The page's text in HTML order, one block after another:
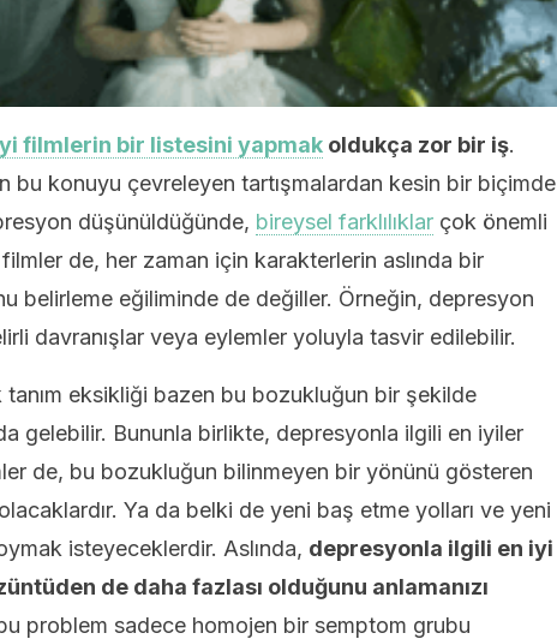
filmlerin bir listesini yapmak oldukça zor bir iş.
bu konuyu çevreleyen tartışmalardan kesin bir biçimde
düşünüldüğünde, bireysel farklılıklar çok önemli
de, her zaman için karakterlerin aslında bir
belirleme eğiliminde de değiller. Örneğin, depresyon
davranışlar veya eylemler yoluyla tasvir edilebilir.
eksikliği bazen bu bozukluğun bir şekilde
da gelebilir. Bununla birlikte, depresyonla ilgili en iyiler
de, bu bozukluğun bilinmeyen bir yönünü gösteren
Ya da belki de yeni baş etme yolları ve yeni
isteyeceklerdir. Aslında, depresyonla ilgili en iyi
de daha fazlası olduğunu anlamanızı
problem sadece homojen bir semptom grubu